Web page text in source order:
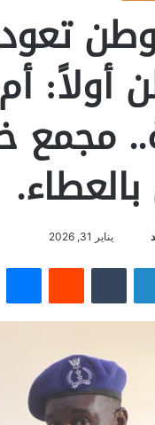
أولاً:
مجمع
ل
ب
يناير 31, 2026
لينكدإن